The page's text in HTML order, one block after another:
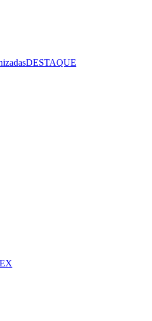
DESTAQUE